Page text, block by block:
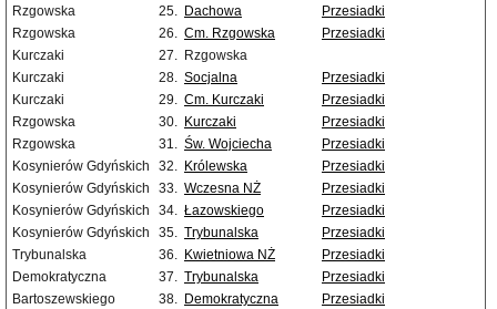
Rzgowska
25. Dachowa
Przesiadki
Rzgowska
26. Cm. Rzgowska
Przesiadki
Kurczaki
27. Rzgowska
Kurczaki
28. Socjalna
Przesiadki
Kurczaki
29. Cm. Kurczaki
Przesiadki
Rzgowska
30. Kurczaki
Przesiadki
Rzgowska
31. Św. Wojciecha
Przesiadki
Kosynierów Gdyńskich
32. Królewska
Przesiadki
Kosynierów Gdyńskich
33. Wczesna NŻ
Przesiadki
Kosynierów Gdyńskich
34. Łazowskiego
Przesiadki
Kosynierów Gdyńskich
35. Trybunalska
Przesiadki
Trybunalska
36. Kwietniowa NŻ
Przesiadki
Demokratyczna
37. Trybunalska
Przesiadki
Bartoszewskiego
38. Demokratyczna
Przesiadki